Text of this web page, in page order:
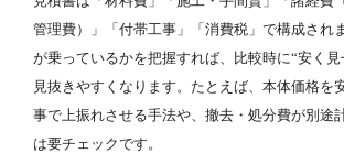
管理費）」「付帯工事」「消費税」で構成され
が乗っているかを把握すれば、比較時に“安く
見抜きやすくなります。たとえば、本体価格を
事で上振れさせる手法や、撤去・処分費が別途
は要チェックです。